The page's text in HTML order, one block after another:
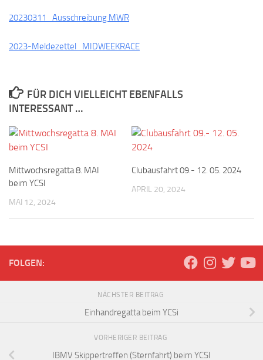
20230311_Ausschreibung MWR
2023-Meldezettel_MIDWEEKRACE
FÜR DICH VIELLEICHT EBENFALLS
INTERESSANT …
Mittwochsregatta 8. MAI
beim YCSI
MAI 12, 2024
Clubausfahrt 09.- 12. 05. 2024
APRIL 20, 2024
FOLGEN:
NÄCHSTER BEITRAG
Einhandregatta beim YCSi
VORHERIGER BEITRAG
IBMV Skippertreffen (Sternfahrt) beim YCSI